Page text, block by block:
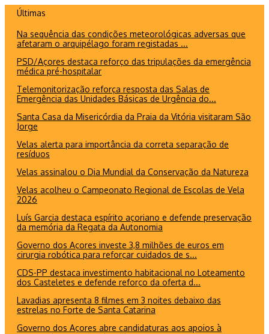
conteúdo
Últimas
Na sequência das condições meteorológicas adversas que
afetaram o arquipélago foram registadas ...
PSD/Açores destaca reforço das tripulações da emergência
médica pré-hospitalar
Telemonitorização reforça resposta das Salas de
Emergência das Unidades Básicas de Urgência do...
Santa Casa da Misericórdia da Praia da Vitória visitaram São
Jorge
Velas alerta para importância da correta separação de
resíduos
Velas assinalou o Dia Mundial da Conservação da Natureza
Velas acolheu o Campeonato Regional de Escolas de Vela
2026
Luís Garcia destaca espírito açoriano e defende preservação
da memória da Regata da Autonomia
Governo dos Açores investe 3,8 milhões de euros em
cirurgia robótica para reforçar cuidados de s...
CDS-PP destaca investimento habitacional no Loteamento
dos Casteletes e defende reforço da oferta d...
Lavadias apresenta 8 filmes em 3 noites debaixo das
estrelas no Forte de Santa Catarina
Governo dos Açores abre candidaturas aos apoios à